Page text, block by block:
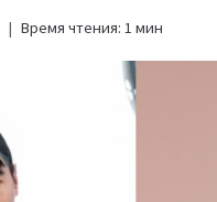
Время чтения: 1 мин